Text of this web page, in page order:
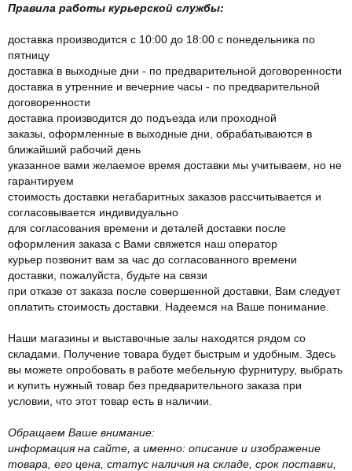
Правила работы курьерской службы:
доставка производится с 10:00 до 18:00 с понедельника по
пятницу
доставка в выходные дни - по предварительной договоренности
доставка в утренние и вечерние часы - по предварительной
договоренности
доставка производится до подъезда или проходной
заказы, оформленные в выходные дни, обрабатываются в
ближайший рабочий день
указанное вами желаемое время доставки мы учитываем, но не
гарантируем
стоимость доставки негабаритных заказов рассчитывается и
согласовывается индивидуально
для согласования времени и деталей доставки после
оформления заказа с Вами свяжется наш оператор
курьер позвонит вам за час до согласованного времени
доставки, пожалуйста, будьте на связи
при отказе от заказа после совершенной доставки, Вам следует
оплатить стоимость доставки. Надеемся на Ваше понимание.
Наши магазины и выставочные залы находятся рядом со
складами. Получение товара будет быстрым и удобным. Здесь
вы можете опробовать в работе мебельную фурнитуру, выбрать
и купить нужный товар без предварительного заказа при
условии, что этот товар есть в наличии.
Обращаем Ваше внимание:
информация на сайте, а именно: описание и изображение
товара, его цена, статус наличия на складе, срок поставки,